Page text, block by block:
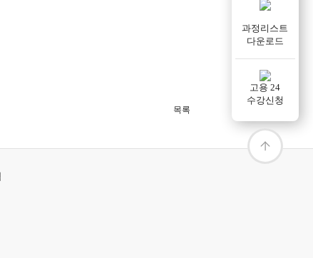
과정리스트
다운로드
고용 24
수강신청
목록